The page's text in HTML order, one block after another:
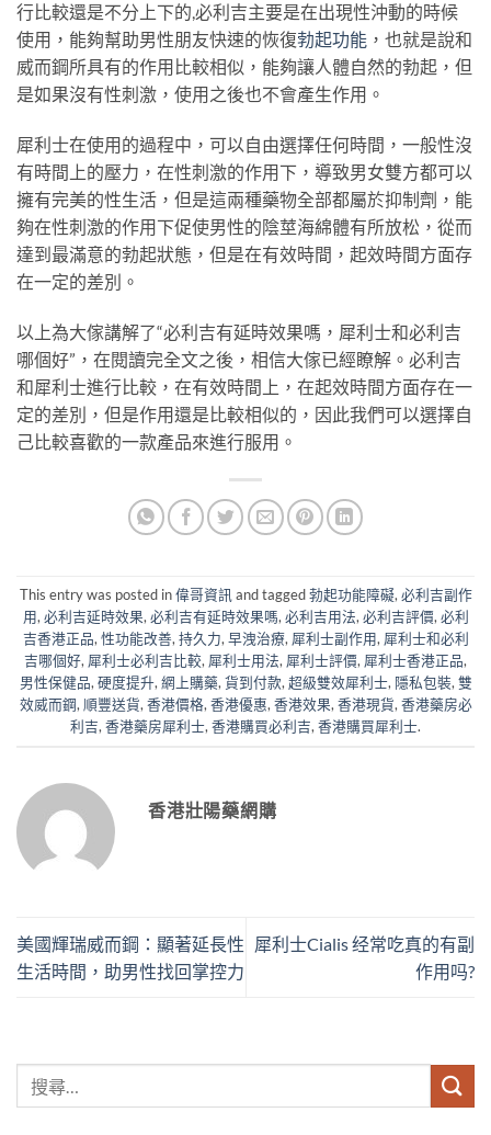
行比較還是不分上下的,必利吉主要是在出現性沖動的時候
使用，能夠幫助男性朋友快速的恢復勃起功能 ，也就是說和
威而鋼所具有的作用比較相似，能夠讓人體自然的勃起，但
是如果沒有性刺激，使用之後也不會產生作用。
犀利士在使用的過程中，可以自由選擇任何時間，一般性沒
有時間上的壓力，在性刺激的作用下，導致男女雙方都可以
擁有完美的性生活，但是這兩種藥物全部都屬於抑制劑，能
夠在性刺激的作用下促使男性的陰莖海綿體有所放松，從而
達到最滿意的勃起狀態，但是在有效時間，起效時間方面存
在一定的差別。
以上為大傢講解了“必利吉有延時效果嗎，犀利士和必利吉
哪個好”，在閱讀完全文之後，相信大傢已經瞭解。必利吉
和犀利士進行比較，在有效時間上，在起效時間方面存在一
定的差別，但是作用還是比較相似的，因此我們可以選擇自
己比較喜歡的一款產品來進行服用。
This entry was posted in偉哥資訊 and tagged勃起功能障礙, 必利吉副作
用, 必利吉延時效果, 必利吉有延時效果嗎, 必利吉用法, 必利吉評價, 必利
吉香港正品, 性功能改善, 持久力, 早洩治療, 犀利士副作用, 犀利士和必利
吉哪個好, 犀利士必利吉比較, 犀利士用法, 犀利士評價, 犀利士香港正品,
男性保健品, 硬度提升, 網上購藥, 貨到付款, 超級雙效犀利士, 隱私包裝, 雙
效威而鋼, 順豐送貨, 香港價格, 香港優惠, 香港效果, 香港現貨, 香港藥房必
利吉, 香港藥房犀利士, 香港購買必利吉, 香港購買犀利士.
香港壯陽藥網購
美國輝瑞威而鋼：顯著延長性
生活時間，助男性找回掌控力
犀利士Cialis 经常吃真的有副
作用吗?